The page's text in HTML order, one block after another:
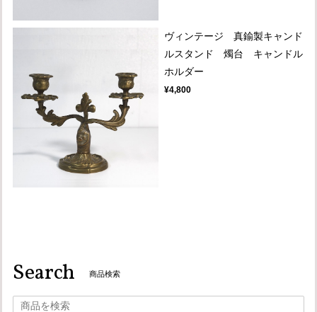
ヴィンテージ 真鍮製キャンド
ルスタンド 燭台 キャンドル
ホルダー
¥4,800
Search 商品検索